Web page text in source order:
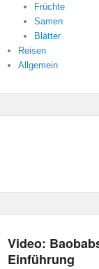
Früchte
Samen
Blätter
Reisen
Allgemein
Video:
Einführung